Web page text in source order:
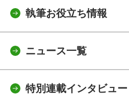
執筆お役立ち情報
ニュース一覧
特別連載インタビュー